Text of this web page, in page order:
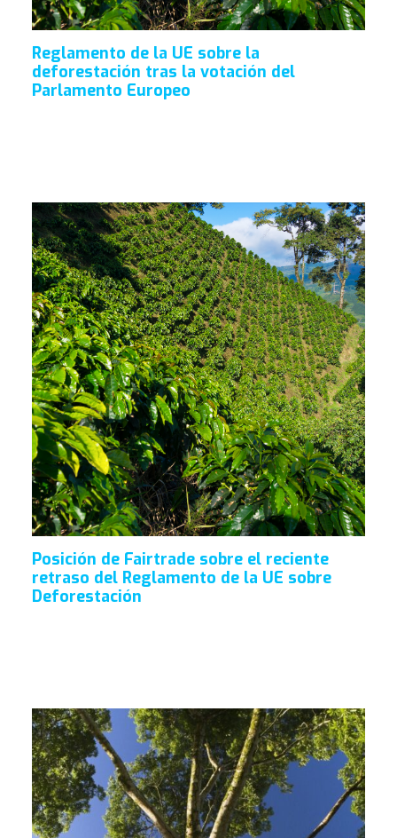
Reglamento de la UE sobre la
deforestación tras la votación del
Parlamento Europeo
Posición de Fairtrade sobre el reciente
retraso del Reglamento de la UE sobre
Deforestación